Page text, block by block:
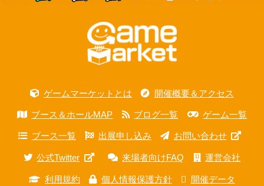
ゲームマーケットとは 開催概要＆アクセス
ブース＆ホールMAP ブログ一覧 ゲーム一覧
ブース一覧 出展申し込み お問い合わせ
公式Twitter 来場者向けFAQ 運営会社
利用規約 個人情報保護方針 開催データ